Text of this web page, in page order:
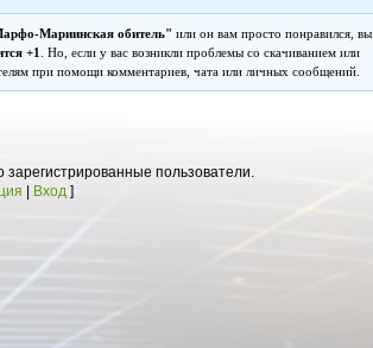
Мариинская обитель" или он вам просто понравился, вы
+1
. Но, если у вас возникли проблемы со скачиванием или
при помощи комментариев, чата или личных сообщений.
зарегистрированные пользователи.
Вход ]